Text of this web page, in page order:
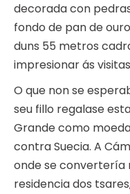
decorada con
fondo de pan de
duns 55 metros
impresionar ás
O que non se
seu fillo regalase
Grande como
contra Suecia. A
onde se convertería
residencia dos